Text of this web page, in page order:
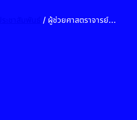
/ ผู้ช่วยศาสตราจารย์ ดร.ฉัตร์ชัย แสงสุขีลักษณ์ รองอธิการบดีมหาวิทยาลัยการกีฬาแห่งชาติ วิทยาเขตชลบุรี ให้เกียรติเป็นประธานต้อนรับคณะกรรมการจากกรมพลศึกษา ในโอกาสเข้าติดตามผลการดำเนินงาน “โครงการศูนย์นันทนาการเติมฝัน ปันสุข สู่ภูมิภาค ประจำปีงบประมาณ 2569”